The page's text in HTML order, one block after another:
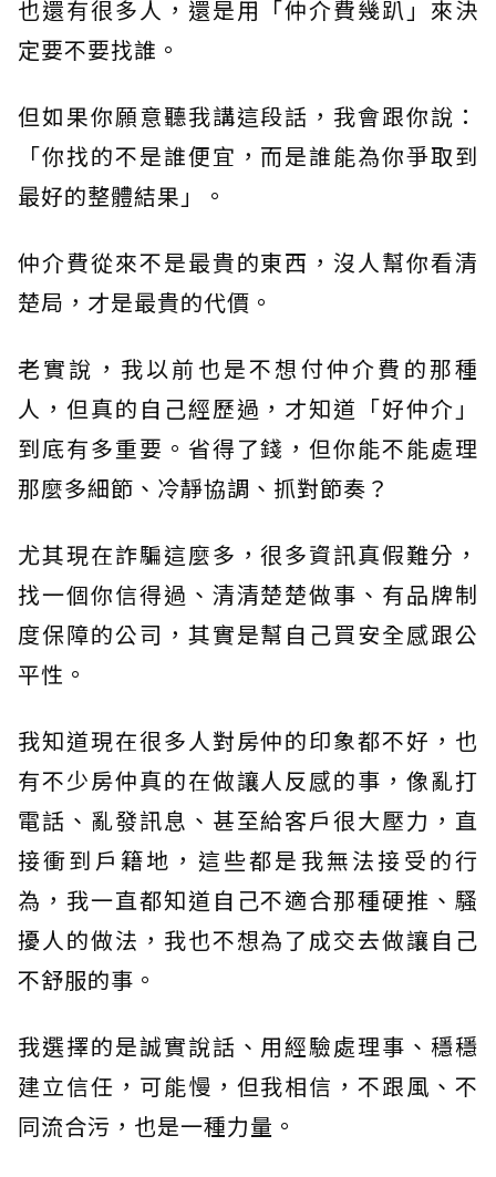
也還有很多人，還是用「仲介費幾趴」來決
定要不要找誰。
但如果你願意聽我講這段話，我會跟你說：
「你找的不是誰便宜，而是誰能為你爭取到
最好的整體結果」。
仲介費從來不是最貴的東西，沒人幫你看清
楚局，才是最貴的代價。
老實說，我以前也是不想付仲介費的那種
人，但真的自己經歷過，才知道「好仲介」
到底有多重要。省得了錢，但你能不能處理
那麼多細節、冷靜協調、抓對節奏？
尤其現在詐騙這麼多，很多資訊真假難分，
找一個你信得過、清清楚楚做事、有品牌制
度保障的公司，其實是幫自己買安全感跟公
平性。
我知道現在很多人對房仲的印象都不好，也
有不少房仲真的在做讓人反感的事，像亂打
電話、亂發訊息、甚至給客戶很大壓力，直
接衝到戶籍地，這些都是我無法接受的行
為，我一直都知道自己不適合那種硬推、騷
擾人的做法，我也不想為了成交去做讓自己
不舒服的事。
我選擇的是誠實說話、用經驗處理事、穩穩
建立信任，可能慢，但我相信，不跟風、不
同流合污，也是一種力量。